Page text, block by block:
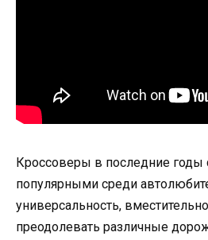
Кроссоверы в последние годы
популярными среди
универсальность,
преодолевать различные